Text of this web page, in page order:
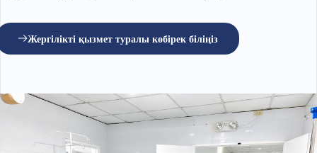
Жергілікті қызмет туралы көбірек біліңіз